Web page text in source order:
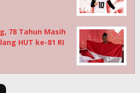
78 Tahun Masih
HUT ke-81 RI